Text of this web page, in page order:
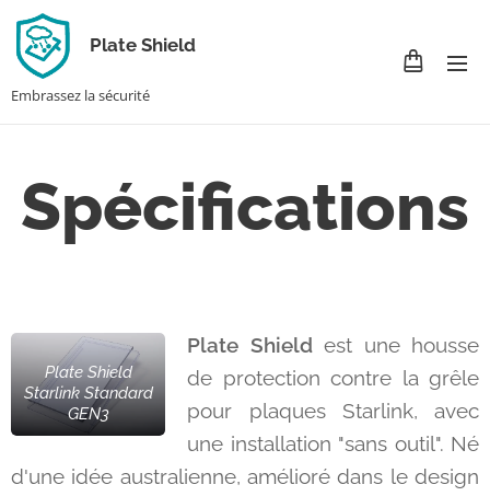
Plate Shield
Embrassez la sécurité
Spécifications
Plate Shield
Starlink Standard
GEN3
Plate Shieldest une housse
de protection contre la grêle
pour plaques Starlink, avec
une installation "sans outil". Né
d'une idée australienne, amélioré dans le design